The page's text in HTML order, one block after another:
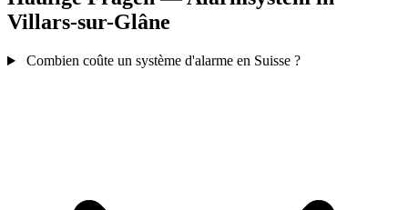
Villars-sur-Glâne
Combien coûte un système d'alarme en Suisse ?